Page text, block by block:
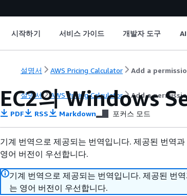
시작하기 서비스 가이드 개발자 도구
설명서 AWS Pricing Calculator Add a
설명서 AWS Pricing Calculator Add a
EC2의 Windows
PDF RSS Markdown 포커스 모드
기계 번역으로 제공되는 번역입니다. 제공된 번역
영어 버전이 우선합니다.
기계 번역으로 제공되는 번역입니다. 제공된 번
는 영어 버전이 우선합니다.